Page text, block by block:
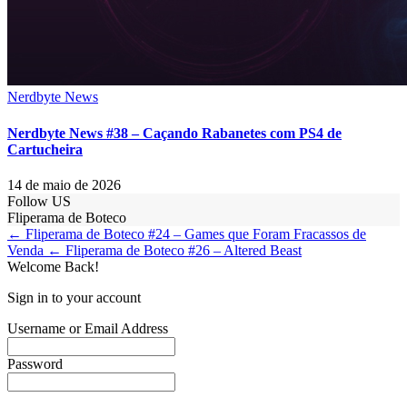
Nerdbyte News
Nerdbyte News #38 – Caçando Rabanetes com PS4 de
Cartucheira
14 de maio de 2026
Follow US
Fliperama de Boteco
← Fliperama de Boteco #24 – Games que Foram Fracassos de
Venda ← Fliperama de Boteco #26 – Altered Beast
Welcome Back!
Sign in to your account
Username or Email Address
Password